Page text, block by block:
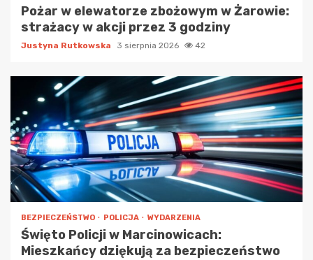
Pożar w elewatorze zbożowym w Żarowie:
strażacy w akcji przez 3 godziny
Justyna Rutkowska 3 sierpnia 2026 42
BEZPIECZEŃSTWO POLICJA WYDARZENIA
Święto Policji w Marcinowicach:
Mieszkańcy dziękują za bezpieczeństwo